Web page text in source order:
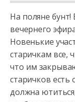
На поляне
вечернего
Новенькие
старичкам все,
что им
старичков
должна